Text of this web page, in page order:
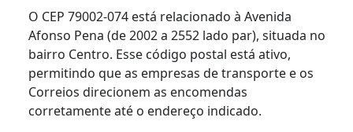
O CEP 79002-074 está relacionado à Avenida
Afonso Pena (de 2002 a 2552 lado par), situada no
bairro Centro. Esse código postal está ativo,
permitindo que as empresas de transporte e os
Correios direcionem as encomendas
corretamente até o endereço indicado.